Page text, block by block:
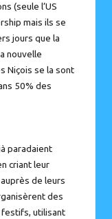
(seule l’US
mais ils se
jours que la
nouvelle
Niçois se la sont
50% des
paradaient
criant leur
de leurs
des
festifs, utilisant